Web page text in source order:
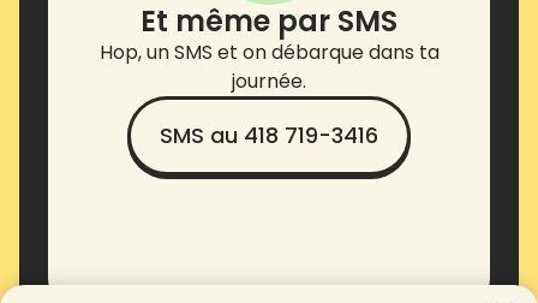
Et même par SMS
Hop, un SMS et on débarque dans ta
journée.
SMS au 418 719-3416